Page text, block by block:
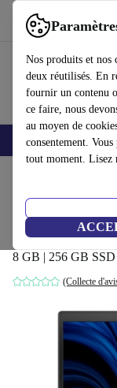
Nos produits et nos
deux réutilisés. En
fournir un contenu
ce faire, nous
au moyen de
consentement.
tout moment. Lisez
Utilisez refurbed
Smartphones Laptops
Dell
15.6"
8 GB | 256 GB
(Collecte